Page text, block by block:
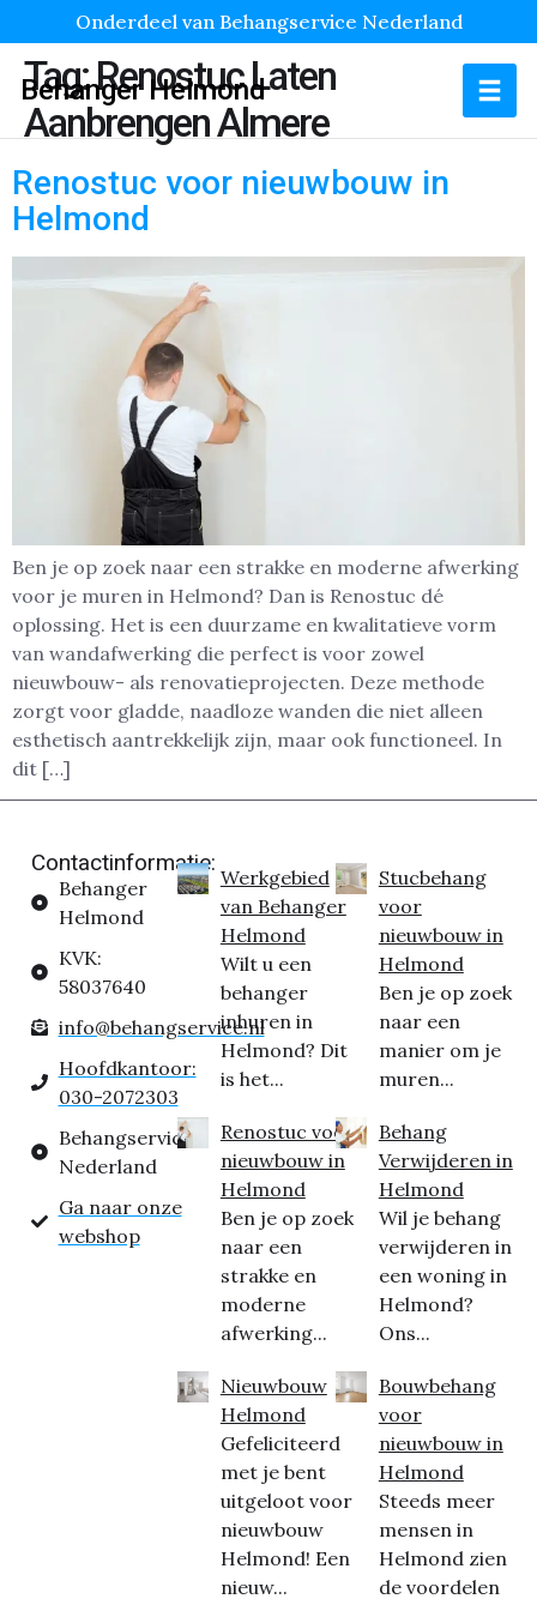
Onderdeel van Behangservice Nederland
Behanger Helmond
Tag:Renostuc Laten
Aanbrengen Almere
Renostuc voor nieuwbouw in
Helmond
Ben je op zoek naar een strakke en moderne afwerking
voor je muren in Helmond? Dan is Renostuc dé
oplossing. Het is een duurzame en kwalitatieve vorm
van wandafwerking die perfect is voor zowel
nieuwbouw- als renovatieprojecten. Deze methode
zorgt voor gladde, naadloze wanden die niet alleen
esthetisch aantrekkelijk zijn, maar ook functioneel. In
dit […]
Contactinformatie:
Behanger
Helmond
KVK:
58037640
info@behangservice.nl
Hoofdkantoor:
030-2072303
Behangservice
Nederland
Ga naar onze
webshop
Werkgebied
van Behanger
Helmond
Wilt u een
behanger
inhuren in
Helmond? Dit
is het...
Renostuc voor
nieuwbouw in
Helmond
Ben je op zoek
naar een
strakke en
moderne
afwerking...
Nieuwbouw
Helmond
Gefeliciteerd
met je bent
uitgeloot voor
nieuwbouw
Helmond! Een
nieuw...
Stucbehang
voor
nieuwbouw in
Helmond
Ben je op zoek
naar een
manier om je
muren...
Behang
Verwijderen in
Helmond
Wil je behang
verwijderen in
een woning in
Helmond?
Ons...
Bouwbehang
voor
nieuwbouw in
Helmond
Steeds meer
mensen in
Helmond zien
de voordelen